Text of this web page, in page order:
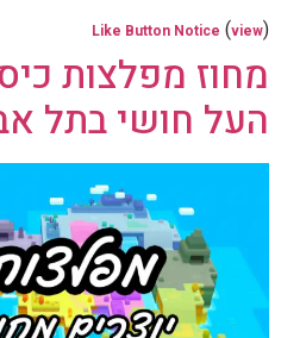
Like Button Notice (view)
מחוז מפלצות
העל חושי בתל